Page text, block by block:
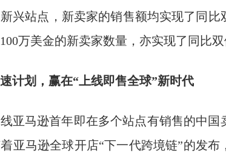
兴站点，新卖家的销售额均实现了同比
万美金的新卖家数量，亦实现了同比双
计划， 赢在“上线即售全球”新时代
亚马逊首年即在多个站点有销售的中国
亚马逊全球开店“下一代跨境链”的发布